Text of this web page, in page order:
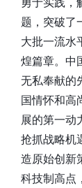
题，突破了
大批一流水
煌篇章。中
无私奉献的
国情怀和高
展的第一动
抢抓战略机
造原始创新
科技制高点